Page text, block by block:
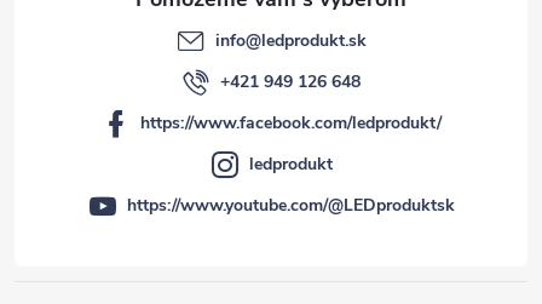
info@ledprodukt.sk
+421 949 126 648
https://www.facebook.com/ledprodukt/
ledprodukt
https://www.youtube.com/@LEDproduktsk